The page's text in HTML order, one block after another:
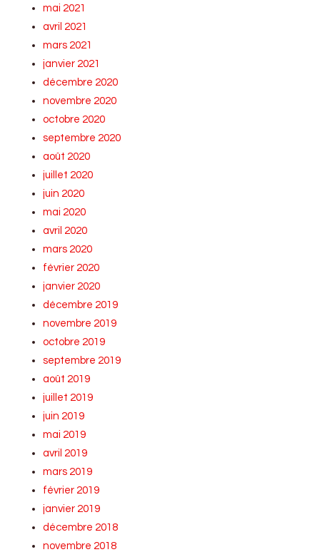
mai 2021
avril 2021
mars 2021
janvier 2021
décembre 2020
novembre 2020
octobre 2020
septembre 2020
août 2020
juillet 2020
juin 2020
mai 2020
avril 2020
mars 2020
février 2020
janvier 2020
décembre 2019
novembre 2019
octobre 2019
septembre 2019
août 2019
juillet 2019
juin 2019
mai 2019
avril 2019
mars 2019
février 2019
janvier 2019
décembre 2018
novembre 2018